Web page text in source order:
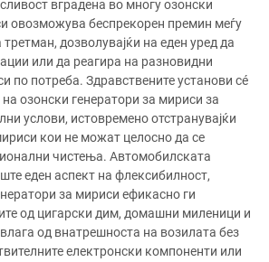
вградена во многу озонски
овозможува беспрекорен премин меѓу
дозволувајќи на еден уред да
или да реагира на разновидни
по потреба. Здравствените установи сé
озонски генератори за мириси за
услови, истовремено отстранувајќи
кои не можат целосно да се
чистења. Автомобилската
еден аспект на флексибилност,
за мириси ефикасно ги
од цигарски дим, домашни миленици и
од внатрешноста на возилата без
електронски компоненти или